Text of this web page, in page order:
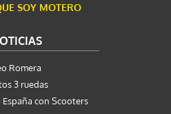
SOY MOTERO
Romera
3 ruedas
con Scooters